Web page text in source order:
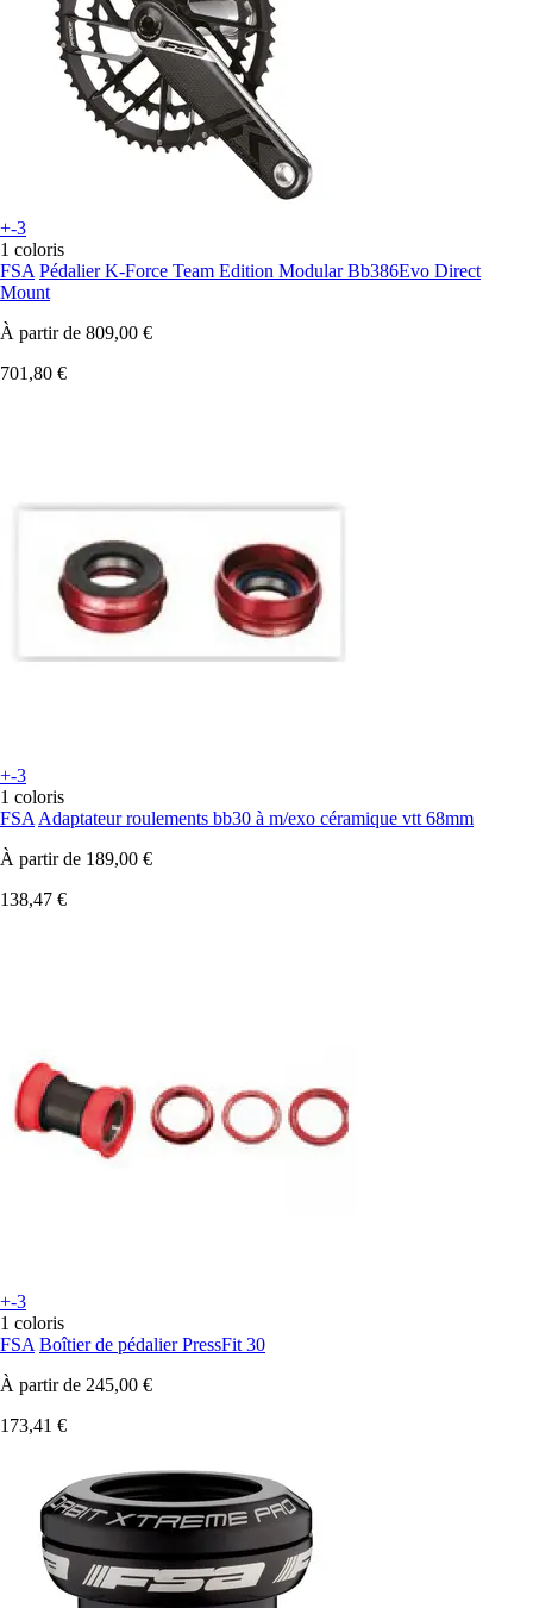
+-3
1 coloris
FSA Pédalier K-Force Team Edition Modular Bb386Evo Direct
Mount
À partir de 809,00 €
701,80 €
+-3
1 coloris
FSA Adaptateur roulements bb30 à m/exo céramique vtt 68mm
À partir de 189,00 €
138,47 €
+-3
1 coloris
FSA Boîtier de pédalier PressFit 30
À partir de 245,00 €
173,41 €